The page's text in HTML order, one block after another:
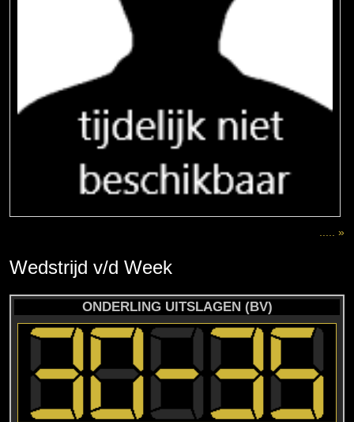
..... »
Wedstrijd v/d Week
ONDERLING UITSLAGEN (BV)